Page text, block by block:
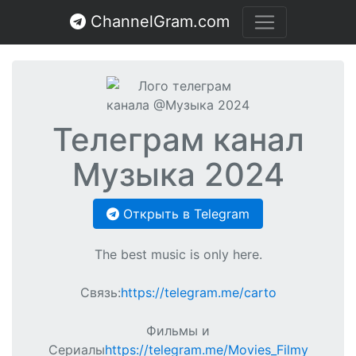
ChannelGram.com
Телеграм канал
Музыка 2024
Открыть в Telegram
The best music is only here.
Связь:https://telegram.me/carto
Фильмы и
Сериалыhttps://telegram.me/Movies_Filmy